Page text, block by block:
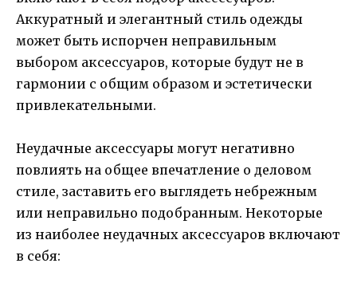
Аккуратный и элегантный стиль одежды
может быть испорчен неправильным
выбором аксессуаров, которые будут не в
гармонии с общим образом и эстетически
привлекательными.
Неудачные аксессуары могут негативно
повлиять на общее впечатление о деловом
стиле, заставить его выглядеть небрежным
или неправильно подобранным. Некоторые
из наиболее неудачных аксессуаров включают
в себя: